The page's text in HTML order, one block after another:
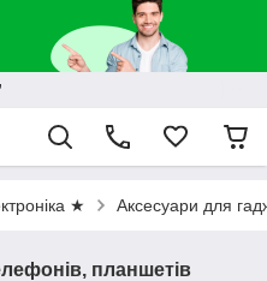
★ Аксесуари для
планшетів